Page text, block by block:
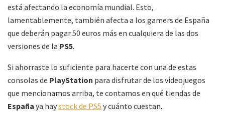
está afectando la economía mundial. Esto,
lamentablemente, también afecta a los gamers de España
que deberán pagar 50 euros más en cualquiera de las dos
versiones de la PS5.
Si ahorraste lo suficiente para hacerte con una de estas
consolas de PlayStation para disfrutar de los videojuegos
que mencionamos arriba, te contamos en qué tiendas de
España ya haystock de PS5 y cuánto cuestan.